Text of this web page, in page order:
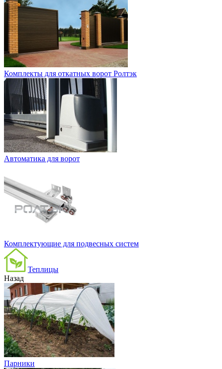
Комплекты для откатных ворот Ролтэк
Автоматика для ворот
Комплектующие для подвесных систем
Теплицы
Назад
Парники